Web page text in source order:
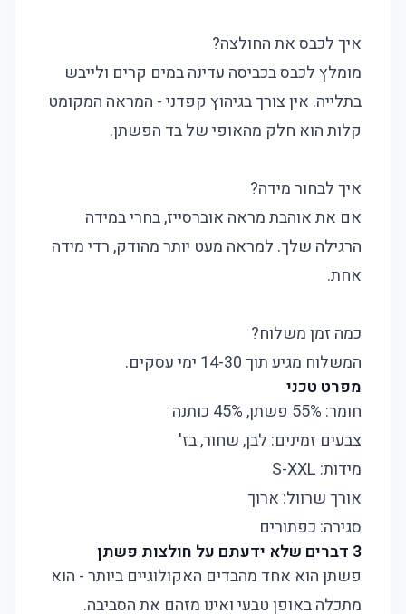
איך לכבס את החולצה?
מומלץ לכבס בכביסה עדינה במים קרים ולייבש
בתלייה. אין צורך בגיהוץ קפדני - המראה המקומט
קלות הוא חלק מהאופי של בד הפשתן.
איך לבחור מידה?
אם את אוהבת מראה אוברסייז, בחרי במידה
הרגילה שלך. למראה מעט יותר מהודק, רדי מידה
אחת.
כמה זמן משלוח?
המשלוח מגיע תוך 14-30 ימי עסקים.
מפרט טכני
חומר: 55% פשתן, 45% כותנה
צבעים זמינים: לבן, שחור, בז'
מידות: S-XXL
אורך שרוול: ארוך
סגירה: כפתורים
3 דברים שלא ידעתם על חולצות פשתן
פשתן הוא אחד מהבדים האקולוגיים ביותר - הוא
מתכלה באופן טבעי ואינו מזהם את הסביבה.